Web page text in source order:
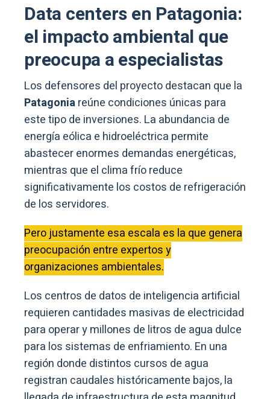
Data centers en Patagonia:
el impacto ambiental que
preocupa a especialistas
Los defensores del proyecto destacan que la
Patagoniareúne condiciones únicas para
este tipo de inversiones. La abundancia de
energía eólica e hidroeléctrica permite
abastecer enormes demandas energéticas,
mientras que el clima frío reduce
significativamente los costos de refrigeración
de los servidores.
Pero justamente esa escala es la que genera
preocupación entre expertos y
organizaciones ambientales.
Los centros de datos de inteligencia artificial
requieren cantidades masivas de electricidad
para operar y millones de litros de agua dulce
para los sistemas de enfriamiento. En una
región donde distintos cursos de agua
registran caudales históricamente bajos, la